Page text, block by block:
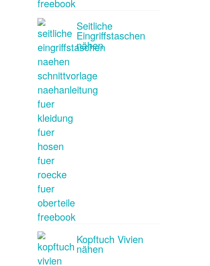
Seitliche
Eingriffstaschen
nähen
Kopftuch Vivien
nähen